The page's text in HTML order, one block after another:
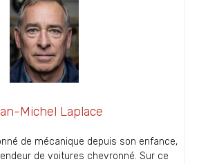
Michel Laplace
de mécanique depuis son enfance,
de voitures chevronné. Sur ce